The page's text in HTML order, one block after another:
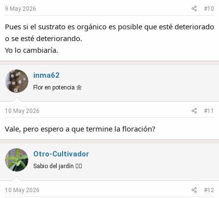
9 May 2026 #10
Pues si el sustrato es orgánico es posible que esté deteriorado
o se esté deteriorando.
Yo lo cambiaría.
inma62
Flor en potencia 🌼
10 May 2026 #11
Vale, pero espero a que termine la floración?
Otro-Cultivador
Sabio del jardín 🧙‍♂️
10 May 2026 #12